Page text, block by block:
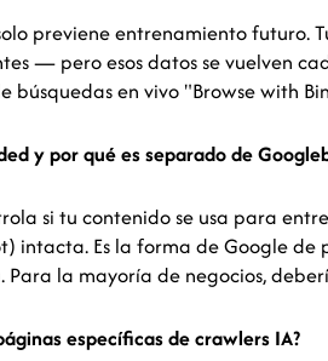
previene entrenamiento
— pero esos datos se vuelven
búsquedas en vivo "Browse with
y por qué es separado de
si tu contenido se usa para
intacta. Es la forma de Google
Para la mayoría de negocios,
específicas de crawlers IA?